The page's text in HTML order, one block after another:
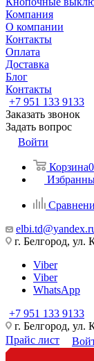
Компания
О компании
Контакты
Оплата
Доставка
Блог
Контакты
+7 951 133 9133
Заказать звонок
Задать вопрос
Войти
Корзина0
г. Белгород, ул.
Viber
Viber
WhatsApp
+7 951 133 9133
г. Белгород, ул.
Прайс лист